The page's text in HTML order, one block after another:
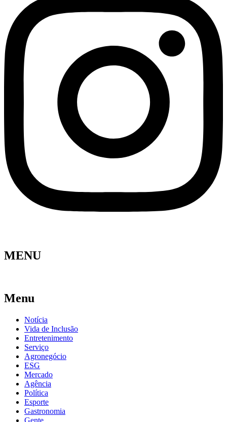
MENU
Menu
Notícia
Vida de Inclusão
Entretenimento
Serviço
Agronegócio
ESG
Mercado
Agência
Política
Esporte
Gastronomia